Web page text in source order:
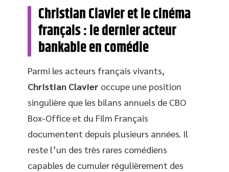
Christian Clavier et le cinéma
français : le dernier acteur
bankable en comédie
Parmi les acteurs français vivants,
Christian Clavier occupe une position
singulière que les bilans annuels de CBO
Box-Office et du Film Français
documentent depuis plusieurs années. Il
reste l’un des très rares comédiens
capables de cumuler régulièrement des